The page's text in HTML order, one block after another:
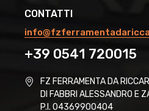
CONTATTI
+39 0541 720015
FZ FERRAMENTA DA
DI FABBRI ALESSANDRO E
P.I. 04369900404